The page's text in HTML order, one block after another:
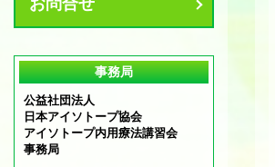
お問合せ
事務局
公益社団法人
日本アイソトープ協会
アイソトープ内用療法講習会
事務局